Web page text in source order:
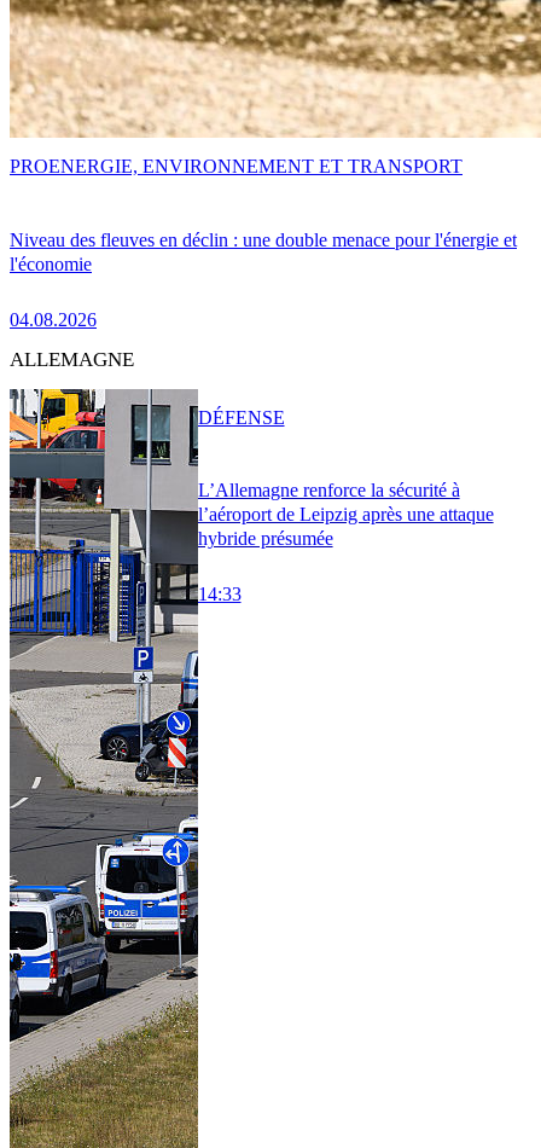
Niveau des fleuves en déclin : une double menace pour l'énergie et
l'économie
04.08.2026
PROENERGIE, ENVIRONNEMENT ET TRANSPORT
ALLEMAGNE
L’Allemagne renforce la sécurité à
l’aéroport de Leipzig après une attaque
hybride présumée
14:33
DÉFENSE